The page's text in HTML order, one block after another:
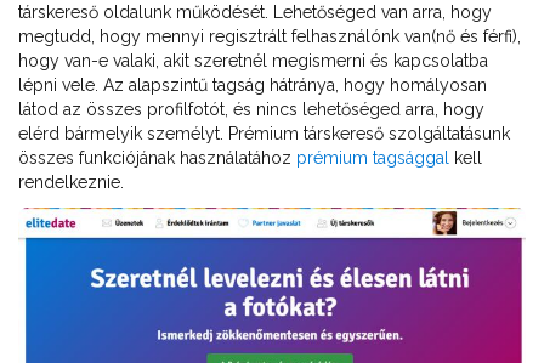
társkereső oldalunk működését. Lehetőséged van arra, hogy
megtudd, hogy mennyi regisztrált felhasználónk van(nő és férfi),
hogy van-e valaki, akit szeretnél megismerni és kapcsolatba
lépni vele. Az alapszintű tagság hátránya, hogy homályosan
látod az összes profilfotót, és nincs lehetőséged arra, hogy
elérd bármelyik személyt. Prémium társkereső szolgáltatásunk
összes funkciójának használatához prémium tagsággal kell
rendelkeznie.